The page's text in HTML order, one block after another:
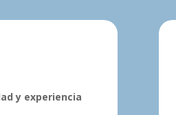
y experiencia